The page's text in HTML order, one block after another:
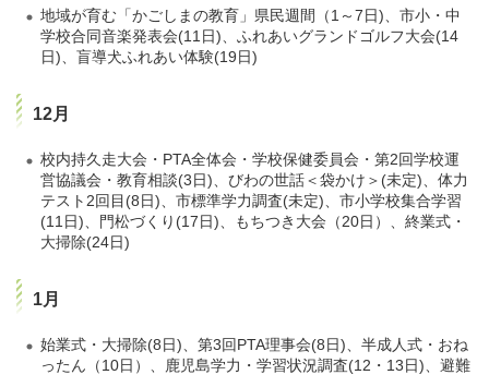
地域が育む「かごしまの教育」県民週間（1～7日)、市小・中
学校合同音楽発表会(11日)、ふれあいグランドゴルフ大会(14
日)、盲導犬ふれあい体験(19日)
12月
校内持久走大会・PTA全体会・学校保健委員会・第2回学校運
営協議会・教育相談(3日)、びわの世話＜袋かけ＞(未定)、体力
テスト2回目(8日)、市標準学力調査(未定)、市小学校集合学習
(11日)、門松づくり(17日)、もちつき大会（20日）、終業式・
大掃除(24日)
1月
始業式・大掃除(8日)、第3回PTA理事会(8日)、半成人式・おね
ったん（10日）、鹿児島学力・学習状況調査(12・13日)、避難